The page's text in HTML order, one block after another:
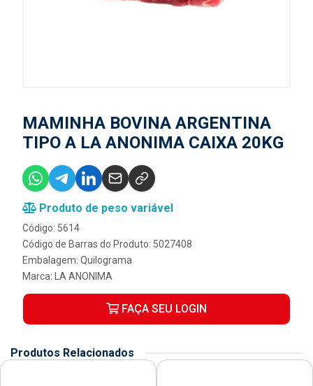
MAMINHA BOVINA ARGENTINA
TIPO A LA ANONIMA CAIXA 20KG
Produto de peso variável
Código: 5614
Código de Barras do Produto: 5027408
Embalagem: Quilograma
Marca:
LA ANONIMA
FAÇA SEU LOGIN
Produtos Relacionados